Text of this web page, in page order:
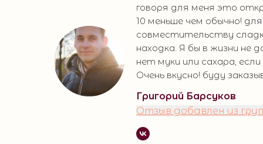
говоря для меня это
10 меньше чем обычно!
совместительству
находка. Я бы в жизни не
нет муки или сахара,
Очень вкусно! буду
Григорий Барсуков
Отзыв добавлен из